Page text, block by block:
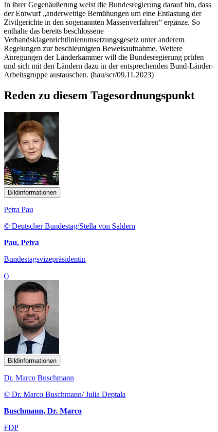
In ihrer Gegenäußerung weist die Bundesregierung darauf hin, dass
der Entwurf „anderweitige Bemühungen um eine Entlastung der
Zivilgerichte in den sogenannten Massenverfahren“ ergänze. So
enthalte das bereits beschlossene
Verbandsklagenrichtlinienumsetzungsgesetz unter anderem
Regelungen zur beschleunigten Beweisaufnahme. Weitere
Anregungen der Länderkammer will die Bundesregierung prüfen
und sich mit den Ländern dazu in der entsprechenden Bund-Länder-
Arbeitsgruppe austauschen. (hau/scr/09.11.2023)
Reden zu diesem Tagesordnungspunkt
Bildinformationen
Petra Pau
© Deutscher Bundestag/Stella von Saldern
Pau, Petra
Bundestagsvizepräsidentin
()
Bildinformationen
Dr. Marco Buschmann
© Dr. Marco Buschmann/ Julia Deptala
Buschmann, Dr. Marco
FDP